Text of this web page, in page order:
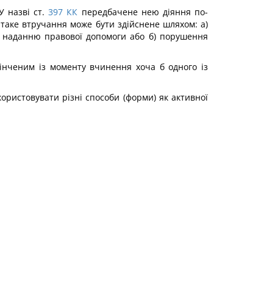
назві ст. 397 КК передбачене нею діяння по­
таке втручання може бути здійснене шляхом: а)
наданню правової допомоги або б) порушення
із моменту вчинення хоча б одного із
різні способи (форми) як активної